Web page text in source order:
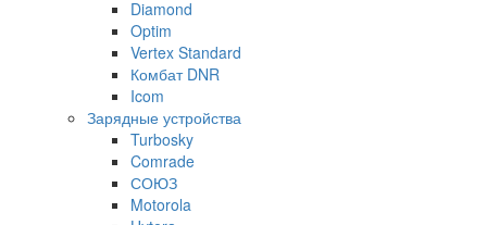
Diamond
Optim
Vertex Standard
Комбат DNR
Icom
Зарядные устройства
Turbosky
Comrade
СОЮЗ
Motorola